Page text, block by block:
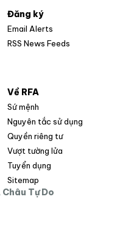
Đăng ký
Email Alerts
RSS News Feeds
Về RFA
Sứ mệnh
Nguyên tắc sử dụng
Quyền riêng tư
Vượt tường lửa
Tuyển dụng
Sitemap
Tự Do